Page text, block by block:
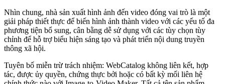
Nhìn chung, nhà sản xuất hình ảnh đến video đóng vai trò là một
giải pháp thiết thực để biến hình ảnh thành video với các yếu tố đa
phương tiện bổ sung, cân bằng dễ sử dụng với các tùy chọn tùy
chỉnh để hỗ trợ biểu hiện sáng tạo và phát triển nội dung truyền
thông xã hội.
Tuyên bố miễn trừ trách nhiệm: WebCatalog không liên kết, hợp
tác, được ủy quyền, chứng thực bởi hoặc có bất kỳ mối liên hệ